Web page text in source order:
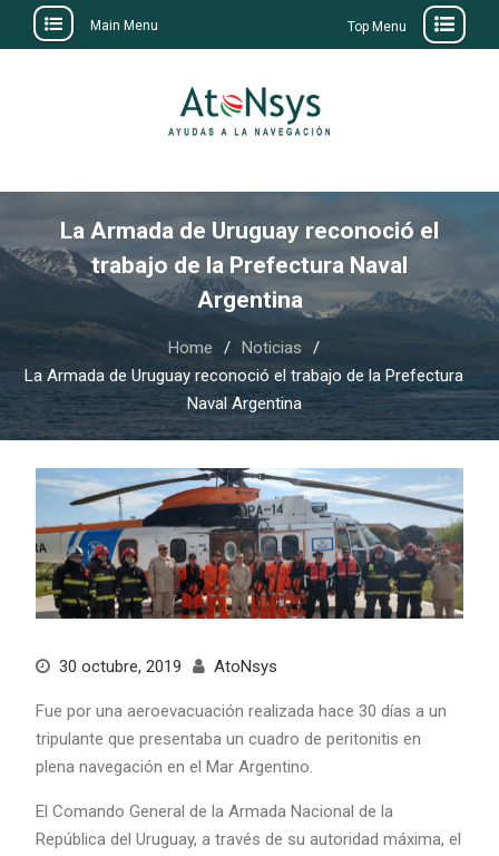
Main Menu Top Menu
La Armada de Uruguay reconoció el
trabajo de la Prefectura Naval
Argentina
Home
Noticias
La Armada de Uruguay reconoció el trabajo de la Prefectura
Naval Argentina
30 octubre, 2019 AtoNsys
Fue por una aeroevacuación realizada hace 30 días a un
tripulante que presentaba un cuadro de peritonitis en
plena navegación en el Mar Argentino.
El Comando General de la Armada Nacional de la
República del Uruguay, a través de su autoridad máxima, el